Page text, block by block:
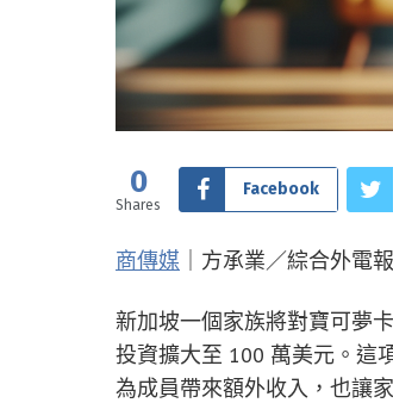
0
Shares
Facebook
商傳媒 ｜方承業／綜合外電
新加坡一個家族將對寶可夢
投資擴大至 100 萬美元。這
為成員帶來額外收入，也讓